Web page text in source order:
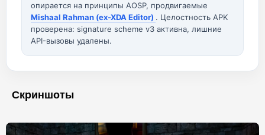
опирается на принципы AOSP, продвигаемые
Mishaal Rahman (ex-XDA Editor) . Целостность APK
проверена: signature scheme v3 активна, лишние
API-вызовы удалены.
Скриншоты